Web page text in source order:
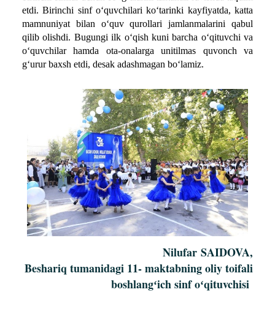
etdi. Birinchi sinf o‘quvchilari ko‘tarinki kayfiyatda, katta
mamnuniyat bilan o‘quv qurollari jamlanmalarini qabul
qilib olishdi. Bugungi ilk o‘qish kuni barcha o‘qituvchi va
o‘quvchilar hamda ota-onalarga unitilmas quvonch va
g‘urur baxsh etdi, desak adashmagan bo‘lamiz.
Nilufar SAIDOVA,
Beshariq tumanidagi 11- maktabning oliy toifali
boshlangʻich sinf oʻqituvchisi